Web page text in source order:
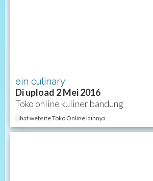
ein culinary
Di upload 2 Mei 2016
Toko online kuliner bandung
Lihat website Toko Online lainnya